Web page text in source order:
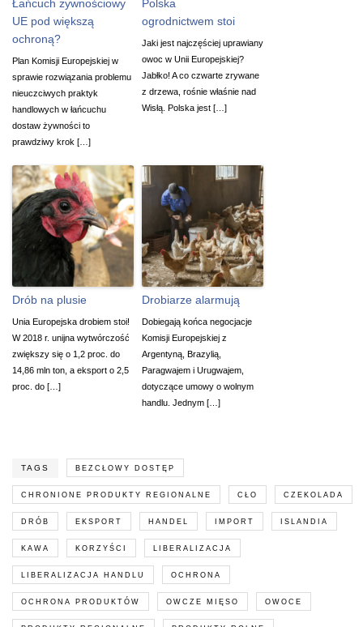
Łańcuch żywnościowy
UE pod większą
ochroną?
Plan Komisji Europejskiej w
sprawie rozwiązania problemu
nieuczciwych praktyk
handlowych w łańcuchu
dostaw żywności to
prawdziwy krok […]
Polska
ogrodnictwem stoi
Jaki jest najczęściej uprawiany
owoc w Unii Europejskiej?
Jabłko! A co czwarte zrywane
z drzewa, rośnie właśnie nad
Wisłą. Polska jest […]
Drób na plusie
Unia Europejska drobiem stoi!
W 2018 r. unijna wytwórczość
zwiększy się o 1,2 proc. do
14,86 mln ton, a eksport o 2,5
proc. do […]
Drobiarze alarmują
Dobiegają końca negocjacje
Komisji Europejskiej z
Argentyną, Brazylią,
Paragwajem i Urugwajem,
dotyczące umowy o wolnym
handlu. Jednym […]
TAGS BEZCŁOWY DOSTĘP
CHRONIONE PRODUKTY REGIONALNE CŁO CZEKOLADA
DRÓB EKSPORT HANDEL IMPORT ISLANDIA
KAWA KORZYŚCI LIBERALIZACJA
LIBERALIZACJA HANDLU OCHRONA
OCHRONA PRODUKTÓW OWCZE MIĘSO OWOCE